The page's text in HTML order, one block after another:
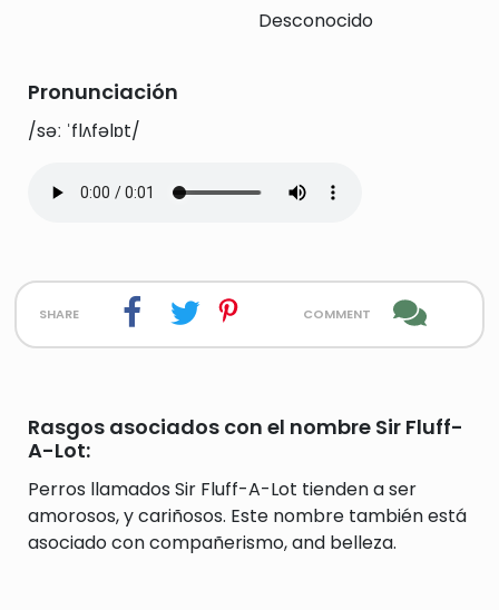
Desconocido
Pronunciación
/səː ˈflʌfəlɒt/
share comment
Rasgos asociados con el nombre Sir Fluff-
A-Lot:
Perros llamados Sir Fluff-A-Lot tienden a ser
amorosos, y cariñosos. Este nombre también está
asociado con compañerismo, and belleza.